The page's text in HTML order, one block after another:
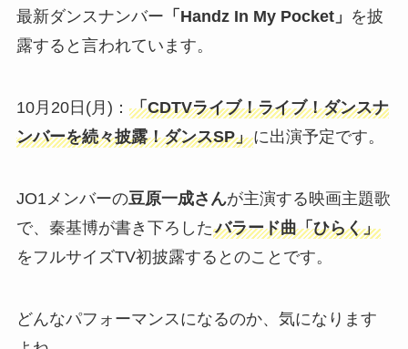
最新ダンスナンバー 「Handz In My Pocket」 を披
露すると言われています。
10月20日(月)： 「CDTVライブ！ライブ！ダンスナ
ンバーを続々披露！ダンスSP」に出演予定です。
JO1メンバーの豆原一成さんが主演する映画主題歌
で、秦基博が書き下ろしたバラード曲「ひらく」
をフルサイズTV初披露するとのことです。
どんなパフォーマンスになるのか、気になります